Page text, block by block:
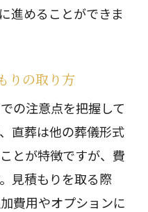
進めることができま
りの取り方
の注意点を把握して
直葬は他の葬儀形式
とが特徴ですが、費
見積もりを取る際
費用やオプションに